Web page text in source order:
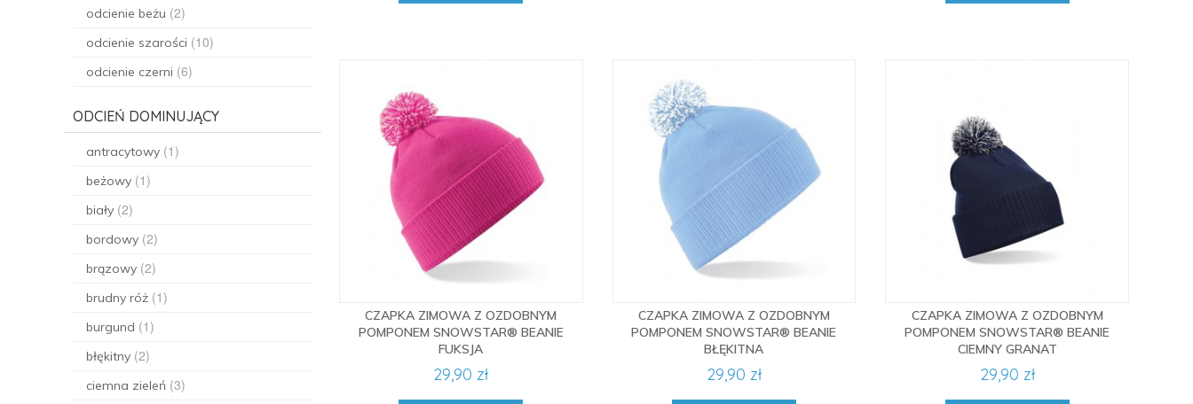
odcienie beżu (2)
odcienie szarości (10)
odcienie czerni (6)
ODCIEŃ DOMINUJĄCY
antracytowy (1)
beżowy (1)
biały (2)
bordowy (2)
brązowy (2)
brudny róż (1)
burgund (1)
błękitny (2)
ciemna zieleń (3)
CZAPKA ZIMOWA Z OZDOBNYM
POMPONEM SNOWSTAR® BEANIE
FUKSJA
29,90 zł
CZAPKA ZIMOWA Z OZDOBNYM
POMPONEM SNOWSTAR® BEANIE
BŁĘKITNA
29,90 zł
CZAPKA ZIMOWA Z OZDOBNYM
POMPONEM SNOWSTAR® BEANIE
CIEMNY GRANAT
29,90 zł